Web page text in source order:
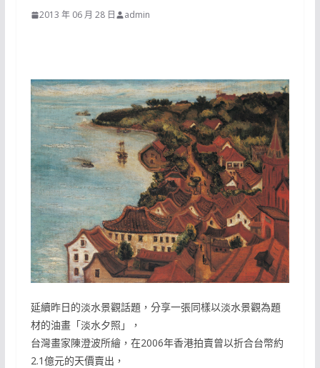
2013 年 06 月 28 日 admin
延續昨日的淡水景觀話題，分享一張同樣以淡水景觀為題
材的油畫「淡水夕照」，
台灣畫家陳澄波所繪，在2006年香港拍賣曾以折合台幣約
2.1億元的天價賣出，